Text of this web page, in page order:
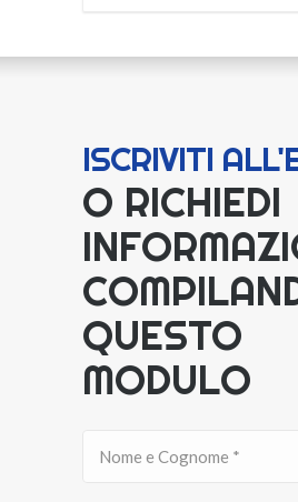
ISCRIVITI
O RICHIEDI
QUESTO
MODULO